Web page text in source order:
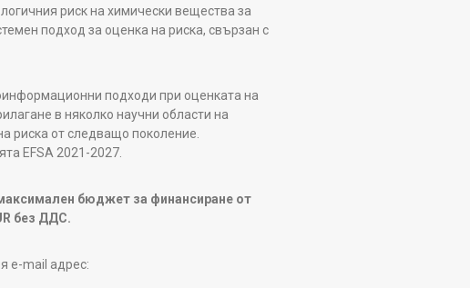
риск на химически вещества за
подход за оценка на риска, свързан с
подходи при оценката на
в няколко научни области на
риска от следващо поколение.
EFSA 2021-2027.
бюджет за финансиране от
без ДДС.
e-mail адрес: